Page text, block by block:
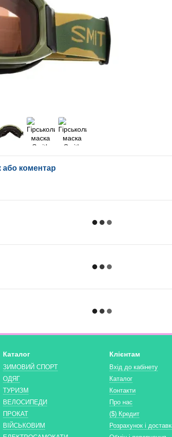
або коментар
Каталог
ЗИМОВИЙ СПОРТ
ОДЯГ
ТУРИЗМ
ВЕЛОСИПЕДИ
ПРОКАТ
ВІЙСЬКОВИМ
Клієнтам
Вхід до кабінету
Каталог
Контакти
Про нас
($) Кредит
Розрахунок і